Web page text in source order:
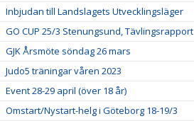
Inbjudan till Landslagets Utvecklingsläger
GO CUP 25/3 Stenungsund, Tävlingsrapport
GJK Årsmöte söndag 26 mars
Judo5 träningar våren 2023
Event 28-29 april (över 18 år)
Omstart/Nystart-helg i Göteborg 18-19/3